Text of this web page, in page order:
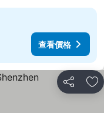
查看價格
分享 放